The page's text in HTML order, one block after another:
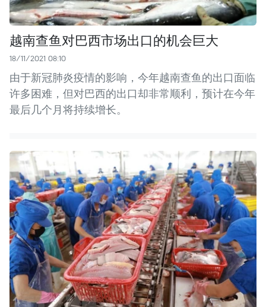
越南查鱼对巴西市场出口的机会巨大
18/11/2021 08:10
由于新冠肺炎疫情的影响，今年越南查鱼的出口面临
许多困难，但对巴西的出口却非常顺利，预计在今年
最后几个月将持续增长。